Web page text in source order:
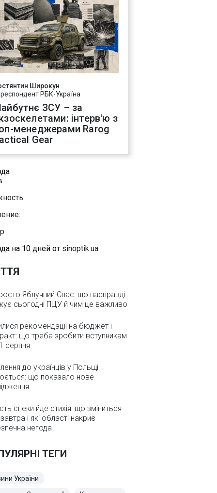
Широкун
РБК-Україна
ЗСУ – за
інтерв'ю з
менеджерами Rarog
Gear
на 10 дней от sinoptik.ua
Яблучний Спас: що насправді
сьогодні ПЦУ й чим це важливо
рекомендації на бюджет і
що треба зробити вступникам
серпня
до українців у Польщі
що показало нове
спеки йде стихія: що зміниться
і які області накриє
негода
ТЕГИ
України